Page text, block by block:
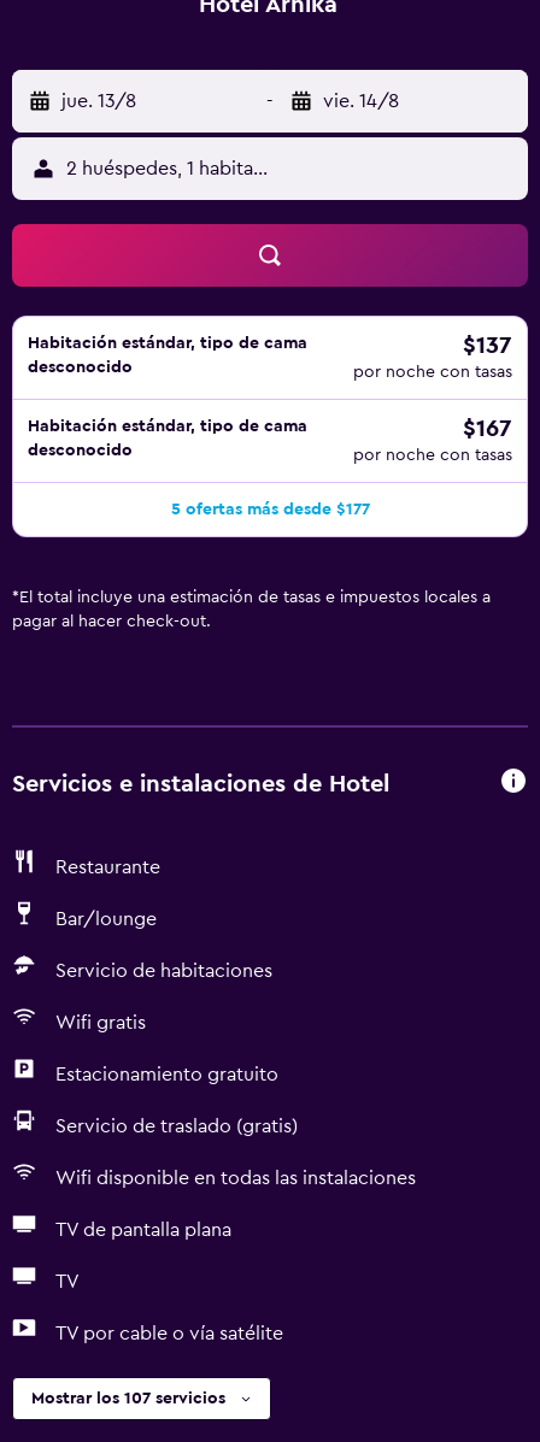
pueden alquilar albornoces por un módico precio. En
invierno, el hotel ofrece un guardaesquíes con calefacción
de uso gratuito. Los huéspedes pueden alquilar equipos y
comprar abonos de esquí en recepción. La zona de esquí
de Buffaure e Cattinaccio se halla a unos 800 metros de
distancia.
Hotel Arnika
jue. 13/8 - vie. 14/8
2 huéspedes, 1 habitación
Habitación estándar, tipo de cama
desconocido
$137
por noche con tasas
Habitación estándar, tipo de cama
desconocido
$167
por noche con tasas
5 ofertas más desde $177
* El total incluye una estimación de tasas e impuestos locales a
pagar al hacer check-out.
Servicios e instalaciones de Hotel
Restaurante
Bar/lounge
Servicio de habitaciones
Wifi gratis
Estacionamiento gratuito
Servicio de traslado (gratis)
Wifi disponible en todas las instalaciones
TV de pantalla plana
TV
TV por cable o vía satélite
Mostrar los 107 servicios